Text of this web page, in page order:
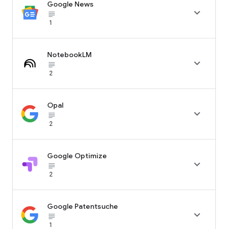
Google News
subject_black
1

NotebookLM
subject_black
2

Opal
subject_black
2

Google Optimize
subject_black
2

Google Patentsuche
subject_black
1
